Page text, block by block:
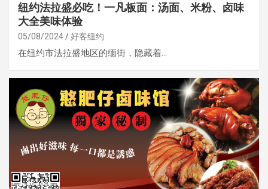
纽约法拉盛必吃！一凡板面：汤面、米粉、卤味
大全美味体验
05/08/2024 好客纽约
在纽约市法拉盛地区的缅街，隐藏着…